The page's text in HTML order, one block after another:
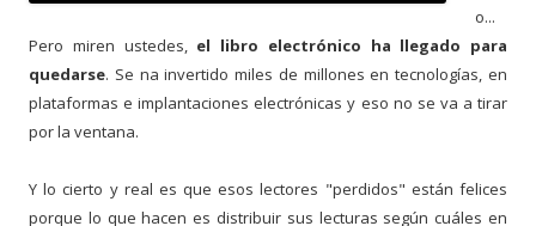
o...
Pero miren ustedes, el libro electrónico ha llegado para
quedarse. Se na invertido miles de millones en tecnologías, en
plataformas e implantaciones electrónicas y eso no se va a tirar
por la ventana.
Y lo cierto y real es que esos lectores "perdidos" están felices
porque lo que hacen es distribuir sus lecturas según cuáles en